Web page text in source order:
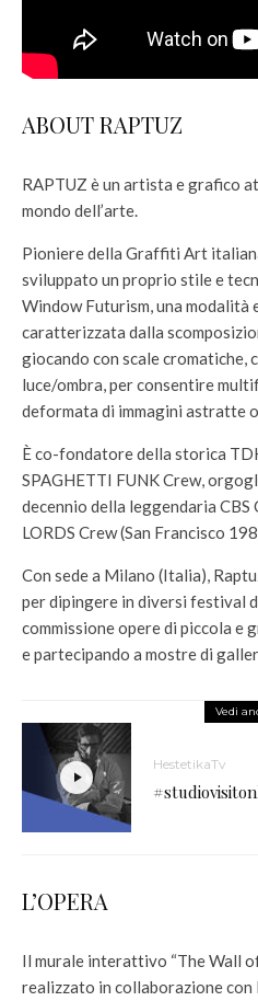
ABOUT RAPTUZ
RAPTUZ è un artista e grafico
mondo dell’arte.
Pioniere della Graffiti Art
sviluppato un proprio stile e
Window Futurism, una modalità
caratterizzata dalla
giocando con scale
luce/ombra, per consentire
deformata di immagini astratte
È co-fondatore della storica
SPAGHETTI FUNK Crew,
decennio della leggendaria CBS
LORDS Crew (San Francisco
Con sede a Milano (Italia),
per dipingere in diversi festival
commissione opere di piccola e
e partecipando a mostre di
Vedi
HestetikaTv
L’OPERA
Il murale interattivo “The Wall
realizzato in collaborazione con